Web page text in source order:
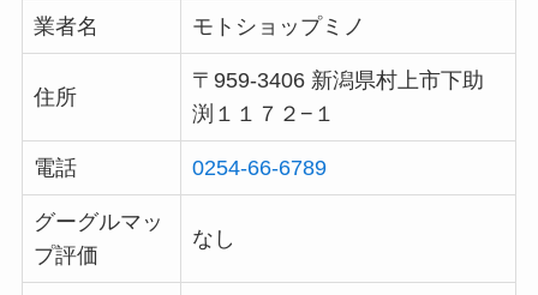
業者名 モトショップミノ
住所
〒959-3406 新潟県村上市下助
渕１１７２−１
電話 0254-66-6789
グーグルマッ
プ評価
なし